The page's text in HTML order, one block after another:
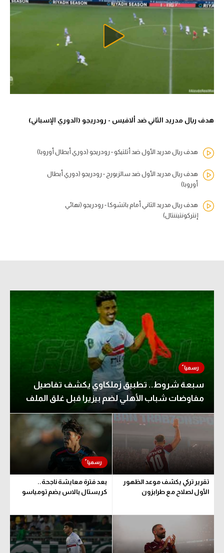
هدف ريال مدريد الثاني ضد ألافيس - رودريجو (الدوري الإسباني)
هدف ريال مدريد الأول ضد أتلتيكو - رودريجو (دوري أبطال أوروبا)
هدف ريال مدريد الأول ضد سالزبورج - رودريجو (دوري أبطال
أوروبا)
هدف ريال مدريد الثاني أمام باتشوكا - رودريجو (نهائي
إنتركونتيننتال)
سبعة شروط.. تطبيق زملكاوي يكشف تفاصيل
مفاوضات شباب الأهلي لضم بيزيرا قبل غلق الملف
تقرير تركي يكشف موعد الظهور
الأول لصلاح مع طرابزون
بعد فترة معايشة ناجحة..
كريستال بالاس يضم تومياسو